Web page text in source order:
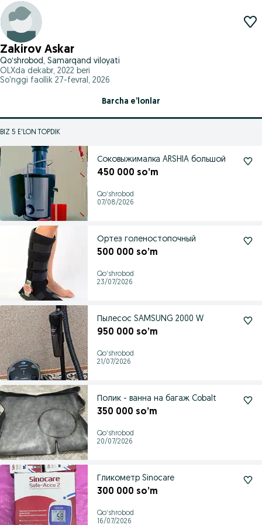
Zakirov Askar
Qoʻshrobod, Samarqand viloyati
OLXda dekabr, 2022 beri
So'nggi faollik 27-fevral, 2026
Barcha e’lonlar
BIZ 5 E'LON TOPDIK
Соковыжималка ARSHIA большой
450 000 so’m
Qoʻshrobod
07/08/2026
Ортез голеностопочный
500 000 so’m
Qoʻshrobod
23/07/2026
Пылесос SAMSUNG 2000 W
950 000 so’m
Qoʻshrobod
21/07/2026
Полик - ванна на багаж Cobalt
350 000 so’m
Qoʻshrobod
20/07/2026
Гликометр Sinocare
300 000 so’m
Qoʻshrobod
16/07/2026